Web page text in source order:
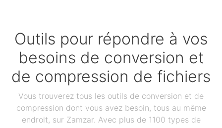
Outils pour répondre à vos
besoins de conversion et
de compression de fichiers
Vous trouverez tous les outils de conversion et de
compression dont vous avez besoin, tous au même
endroit, sur Zamzar. Avec plus de 1100 types de